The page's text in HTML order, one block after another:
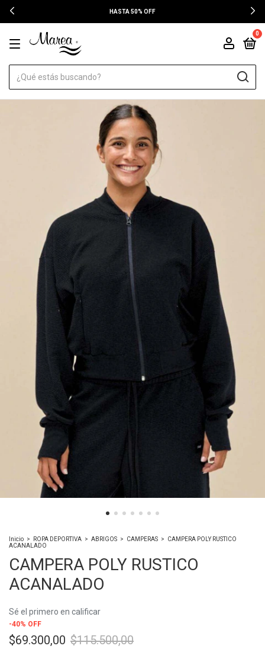
HASTA 50% OFF
0
Inicio > ROPA DEPORTIVA > ABRIGOS > CAMPERAS >
CAMPERA POLY RUSTICO
ACANALADO
CAMPERA POLY RUSTICO
ACANALADO
Sé el primero en calificar
-40% OFF
$69.300,00 $115.500,00